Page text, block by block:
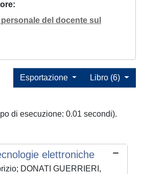
del docente sul
Libro (6)
Esportazione
di esecuzione: 0.01 secondi).
elettroniche
DONATI GUERRIERI,